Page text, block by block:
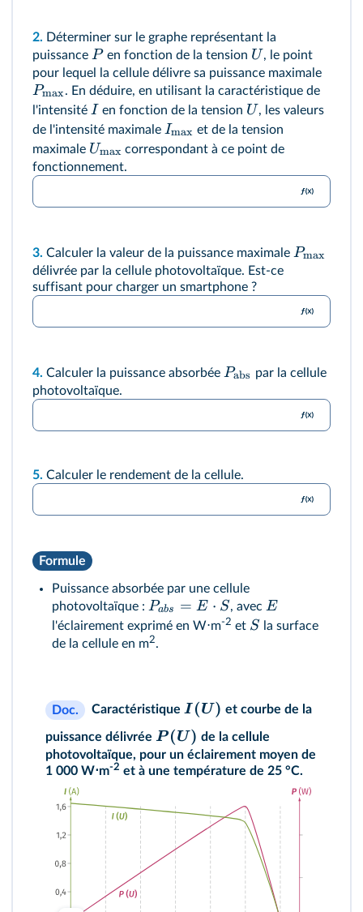
2. Déterminer sur le graphe représentant la
puissance Pen fonction de la tension U , le point
pour lequel la cellule délivre sa puissance maximale
Pmax. En déduire, en utilisant la caractéristique de
l'intensité I en fonction de la tension U , les valeurs
de l'intensité maximale Imax et de la tension
maximale Umax correspondant à ce point de
fonctionnement.
3. Calculer la valeur de la puissance maximale Pmax
délivrée par la cellule photovoltaïque. Est-ce
suffisant pour charger un smartphone ?
4. Calculer la puissance absorbée Pabs par la cellule
photovoltaïque.
5. Calculer le rendement de la cellule.
Formule
Puissance absorbée par une cellule
photovoltaïque : Pabs = E ⋅ S, avec E
l'éclairement exprimé en W⋅m-2 et S la surface
de la cellule en m2.
Doc. Caractéristique I (U) et courbe de la
puissance délivrée P (U) de la cellule
photovoltaïque, pour un éclairement moyen de
1 000 W⋅m-2 et à une température de 25 °C.